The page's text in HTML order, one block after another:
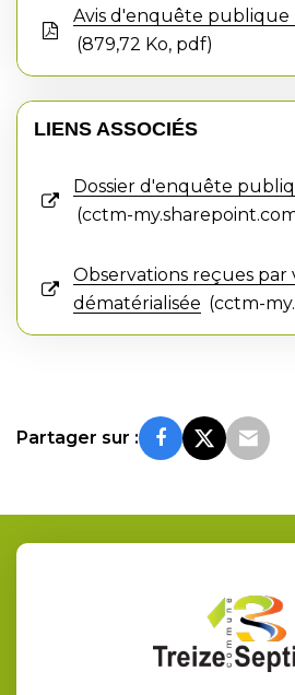
Avis d'enquête publique
879,72 Ko, pdf
LIENS ASSOCIÉS
Dossier d'enquête
cctm-
Observations reçues par
dématérialisée
cctm-
Partager sur :